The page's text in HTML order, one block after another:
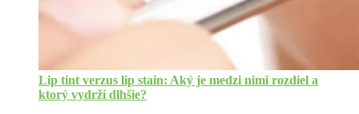
Lip tint verzus lip stain: Aký je medzi nimi rozdiel a
ktorý vydrží dlhšie?